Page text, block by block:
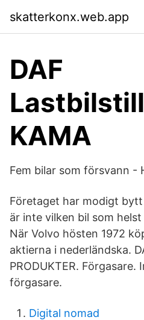
skatterkonx.web.app
DAF
KAMA
Fem bilar som försvann -
Företaget har modigt
är inte vilken bil som
När Volvo hösten 1972
aktierna i nederländska.
PRODUKTER. Förgasare.
förgasare.
Digital nomad